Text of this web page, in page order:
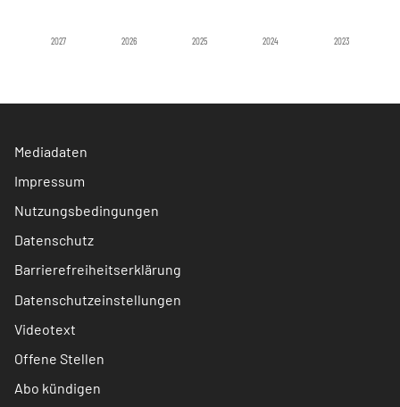
2027 2026 2025 2024 2023
Mediadaten
Impressum
Nutzungsbedingungen
Datenschutz
Barrierefreiheitserklärung
Datenschutzeinstellungen
Videotext
Offene Stellen
Abo kündigen